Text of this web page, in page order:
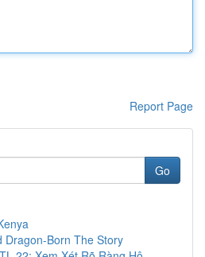
Report Page
Go
Dragon-Born The Story